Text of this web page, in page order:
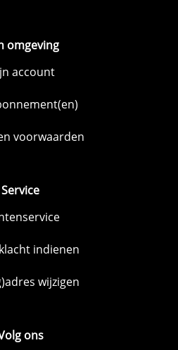
omgeving
account
voorwaarden
Service
indienen
wijzigen
ons